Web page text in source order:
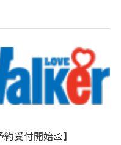
受付開始🧀】